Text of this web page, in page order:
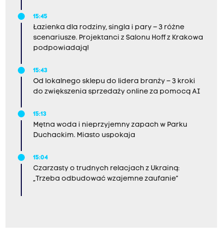
- mówił w porannej rozmowie Radia Kraków
poseł Jaśkowiec.
15:45
Łazienka dla rodziny, singla i pary – 3 różne
scenariusze. Projektanci z Salonu Hoff z Krakowa
podpowiadają!
15:43
Od lokalnego sklepu do lidera branży – 3 kroki
do zwiększenia sprzedaży online za pomocą AI
15:13
Mętna woda i nieprzyjemny zapach w Parku
Duchackim. Miasto uspokaja
15:04
Czarzasty o trudnych relacjach z Ukrainą:
„Trzeba odbudować wzajemne zaufanie”